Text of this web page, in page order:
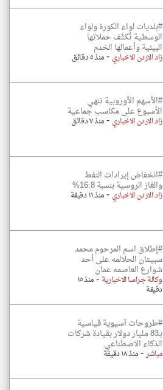
#بلديات لواء الكورة ولواء
الوسطية تُكثّف حملاتها
البيئية وأعمالها الخدم
زاد الاردن الاخباري -منذ ٥ دقائق
#الأسهم الأوروبية تنهي
الأسبوع على مكاسب جماعية
زاد الاردن الاخباري -منذ ٧ دقائق
#انخفاض إيرادات النفط
والغاز الروسية بنسبة 16.8%
زاد الاردن الاخباري -منذ ١١ دقيقة
#إطلاق اسم المرحوم محمد
سبيتان الحلالمه على أحد
شوارع العاصمه عمان
وكالة جراسا الاخبارية- منذ ١٥
دقيقة
#طروحات آسيوية قياسية
بـ83 مليار دولار بقيادة شركات
الذكاء الاصطناعي
مباشر-منذ ١٨ دقيقة